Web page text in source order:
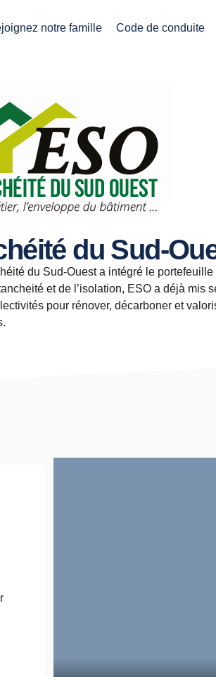
notre famille Code de conduite
du Sud-
du Sud-Ouest a intégré le
et de l’isolation, ESO a déjà mis
pour rénover, décarboner et